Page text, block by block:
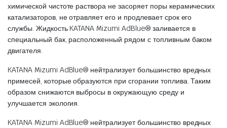
химической чистоте раствора не засоряет поры керамических
катализаторов, не отравляет его и продлевает срок его
службы. Жидкость KATANA Mizumi AdBlue® заливается в
специальный бак, расположенный рядом с топливным баком
двигателя.
KATANA Mizumi AdBlue® нейтрализует большинство вредных
примесей, которые образуются при сгорании топлива. Таким
образом снижаются выбросы в окружающую среду и
улучшается экология.
KATANA Mizumi AdBlue® нейтрализует большинство вредных